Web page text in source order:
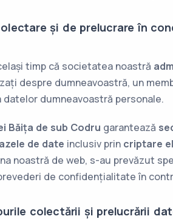
și de prelucrare în
timp că societatea noastră
despre dumneavoastră, un
datelor dumneavoastră personale.
Băița de sub Codru garantează
de date inclusiv prin criptare
noastră de web, s-au prevăzut
de confidențialitate în
colectării și prelucrării